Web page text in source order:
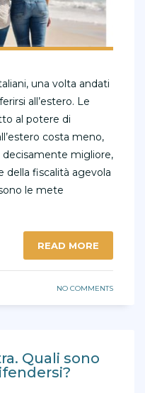
una volta andati
all’estero. Le
al potere di
costa meno,
decisamente migliore,
della fiscalità agevola
le mete
READ MORE
NO COMMENTS
Quali sono